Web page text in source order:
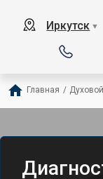
Иркутск ▼
Главная /